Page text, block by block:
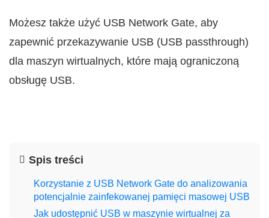
Możesz także użyć USB Network Gate, aby
zapewnić przekazywanie USB (USB passthrough)
dla maszyn wirtualnych, które mają ograniczoną
obsługę USB.
Spis treści
Korzystanie z USB Network Gate do analizowania
potencjalnie zainfekowanej pamięci masowej USB
Jak udostępnić USB w maszynie wirtualnej za